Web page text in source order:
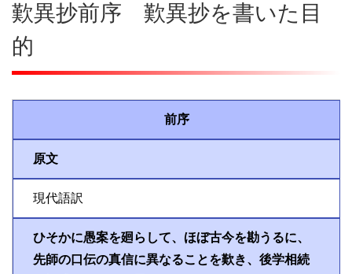
歎異抄前序 歎異抄を書いた目
的
前序
原文
現代語訳
ひそかに愚案を廻らして、ほぼ古今を勘うるに、
先師の口伝の真信に異なることを歎き、後学相続